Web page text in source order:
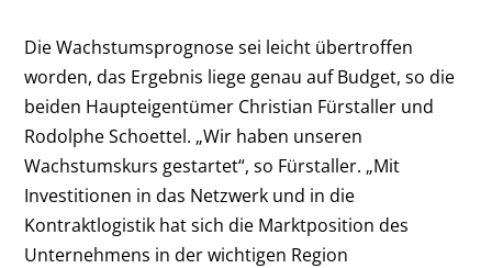
Die Wachstumsprognose sei leicht übertroffen
worden, das Ergebnis liege genau auf Budget, so die
beiden Haupteigentümer Christian Fürstaller und
Rodolphe Schoettel. „Wir haben unseren
Wachstumskurs gestartet“, so Fürstaller. „Mit
Investitionen in das Netzwerk und in die
Kontraktlogistik hat sich die Marktposition des
Unternehmens in der wichtigen Region